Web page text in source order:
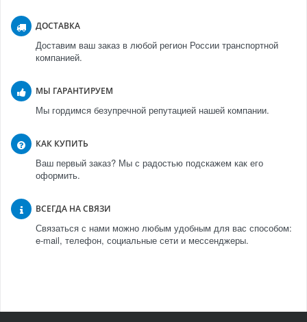
ДОСТАВКА
Доставим ваш заказ в любой регион России транспортной
компанией.
МЫ ГАРАНТИРУЕМ
Мы гордимся безупречной репутацией нашей компании.
КАК КУПИТЬ
Ваш первый заказ? Мы с радостью подскажем как его
оформить.
ВСЕГДА НА СВЯЗИ
Связаться с нами можно любым удобным для вас способом:
e-mail, телефон, социальные сети и мессенджеры.